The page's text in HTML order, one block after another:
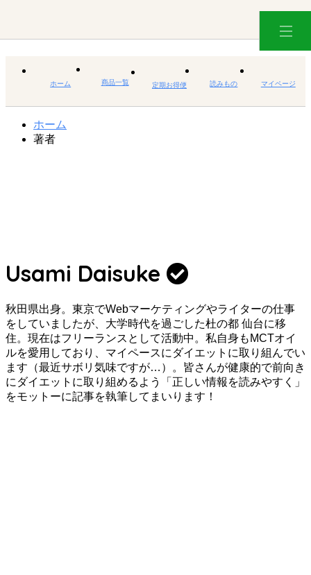
ホーム 商品一覧 定期お得便 読みもの マイページ
ホーム
著者
Usami Daisuke
秋田県出身。東京でWebマーケティングやライターの仕事
をしていましたが、大学時代を過ごした杜の都 仙台に移
住。現在はフリーランスとして活動中。私自身もMCTオイ
ルを愛用しており、マイペースにダイエットに取り組んでい
ます（最近サボリ気味ですが…）。皆さんが健康的で前向き
にダイエットに取り組めるよう「正しい情報を読みやすく」
をモットーに記事を執筆してまいります！